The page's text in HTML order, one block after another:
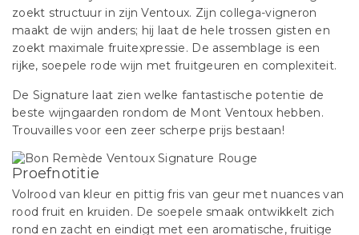
zoekt structuur in zijn Ventoux. Zijn collega-vigneron
maakt de wijn anders; hij laat de hele trossen gisten en
zoekt maximale fruitexpressie. De assemblage is een
rijke, soepele rode wijn met fruitgeuren en complexiteit.
De Signature laat zien welke fantastische potentie de
beste wijngaarden rondom de Mont Ventoux hebben.
Trouvailles voor een zeer scherpe prijs bestaan!
Proefnotitie
Volrood van kleur en pittig fris van geur met nuances van
rood fruit en kruiden. De soepele smaak ontwikkelt zich
rond en zacht en eindigt met een aromatische, fruitige